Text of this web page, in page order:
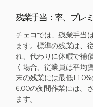
残業手当：率、プレ
チェコでは、残業手当
ます。標準の残業は、
れ、代わりに休暇で補
く場合、従業員は平均
末の残業には最低
6:00の夜間作業には、
ます。